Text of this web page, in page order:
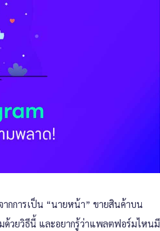
ากการเป็น “นายหน้า” ขายสินค้าบน
ด้วยวิธีนี้ และอยากรู้ว่าแพลตฟอร์มไหนมี